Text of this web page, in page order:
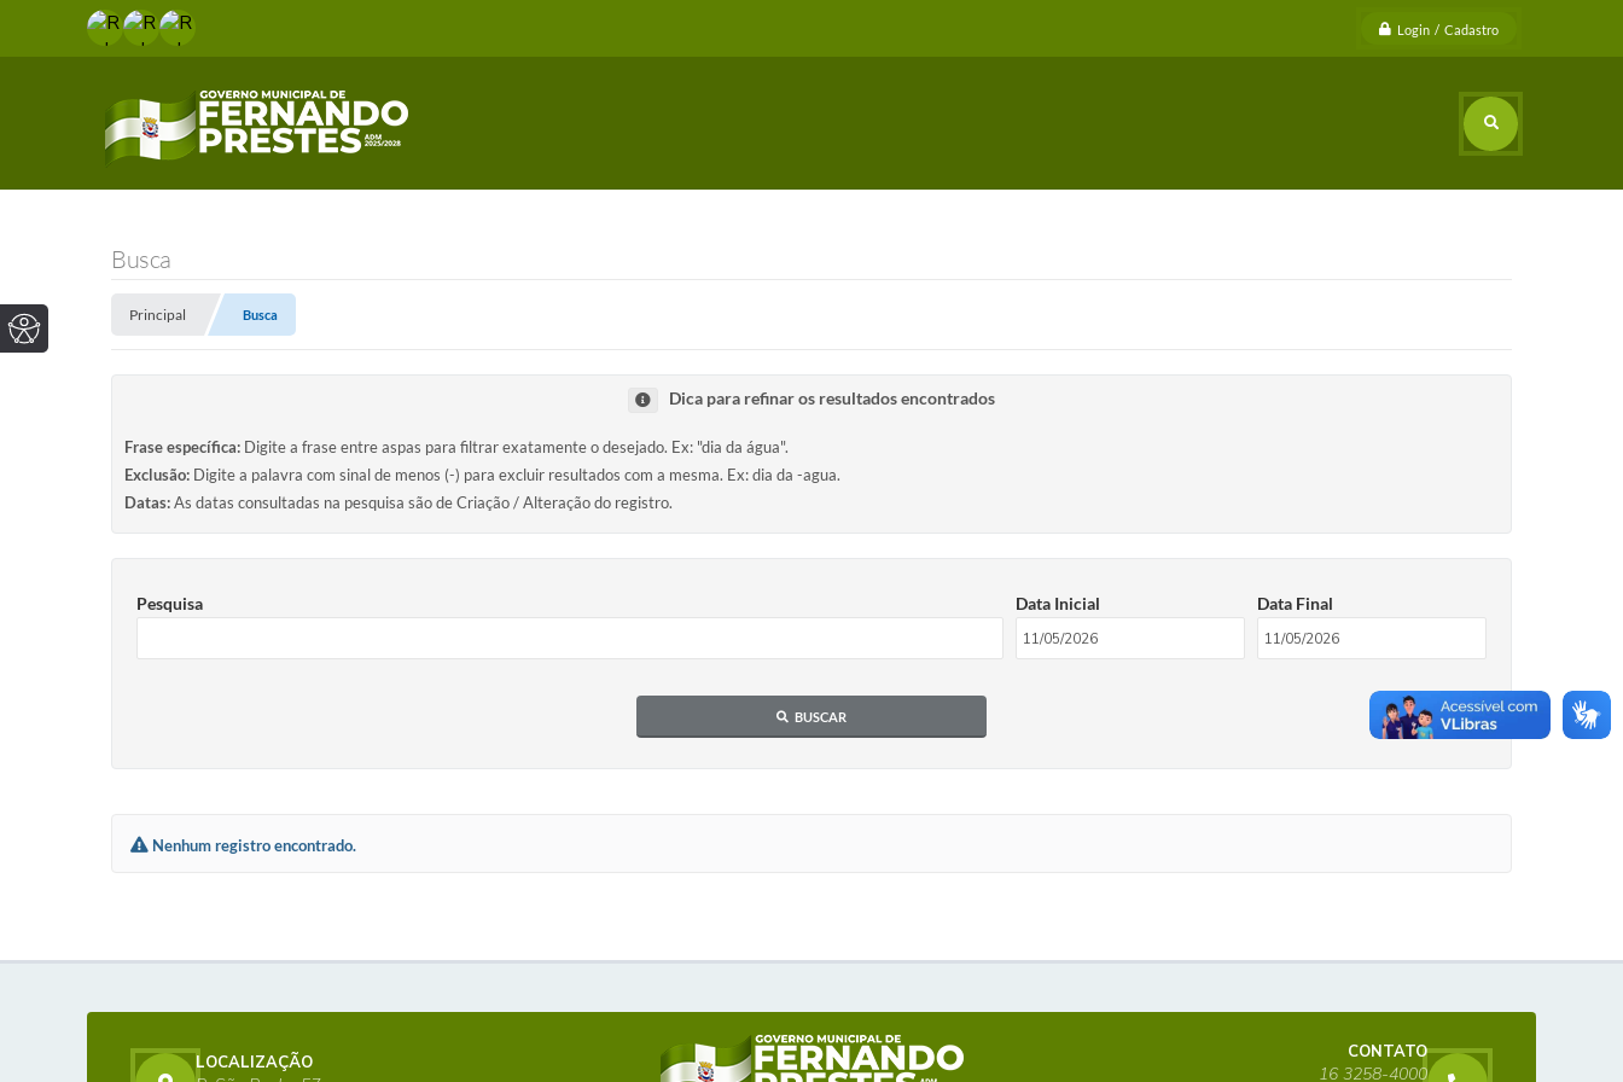
Login / Cadastro
Busca
Principal Busca
Dica para refinar os resultados encontrados
Frase específica: Digite a frase entre aspas para filtrar exatamente o desejado. Ex: "dia da água".
Exclusão: Digite a palavra com sinal de menos (-) para excluir resultados com a mesma. Ex: dia da -agua.
Datas:As datas consultadas na pesquisa são de Criação / Alteração do registro.
Pesquisa Data Inicial Data Final
BUSCAR
Nenhum registro encontrado.
LOCALIZAÇÃO
CONTATO
16 3258-4000